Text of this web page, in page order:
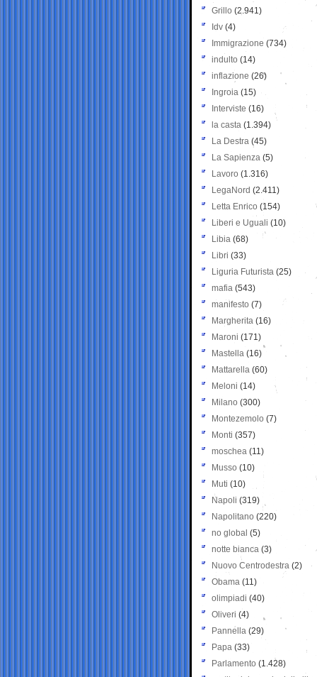
Grillo (2.941)
Idv (4)
Immigrazione (734)
indulto (14)
inflazione (26)
Ingroia (15)
Interviste (16)
la casta (1.394)
La Destra (45)
La Sapienza (5)
Lavoro (1.316)
LegaNord (2.411)
Letta Enrico (154)
Liberi e Uguali (10)
Libia (68)
Libri (33)
Liguria Futurista (25)
mafia (543)
manifesto (7)
Margherita (16)
Maroni (171)
Mastella (16)
Mattarella (60)
Meloni (14)
Milano (300)
Montezemolo (7)
Monti (357)
moschea (11)
Musso (10)
Muti (10)
Napoli (319)
Napolitano (220)
no global (5)
notte bianca (3)
Nuovo Centrodestra (2)
Obama (11)
olimpiadi (40)
Oliveri (4)
Pannella (29)
Papa (33)
Parlamento (1.428)